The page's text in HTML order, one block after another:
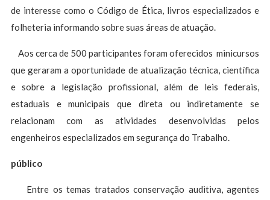
de interesse como o Código de Ética, livros especializados e
folheteria informando sobre suas áreas de atuação.
Aos cerca de 500 participantes foram oferecidos minicursos
que geraram a oportunidade de atualização técnica, científica
e sobre a legislação profissional, além de leis federais,
estaduais e municipais que direta ou indiretamente se
relacionam com as atividades desenvolvidas pelos
engenheiros especializados em segurança do Trabalho.
público
Entre os temas tratados conservação auditiva, agentes